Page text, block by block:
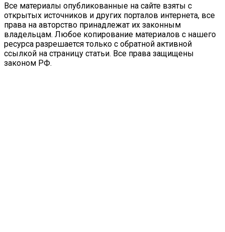
Все материалы опубликованные на сайте взяты с
открытых источников и других порталов интернета, все
права на авторство принадлежат их законным
владельцам. Любое копирование материалов с нашего
ресурса разрешается только с обратной активной
ссылкой на страницу статьи. Все права защищены
законом РФ.